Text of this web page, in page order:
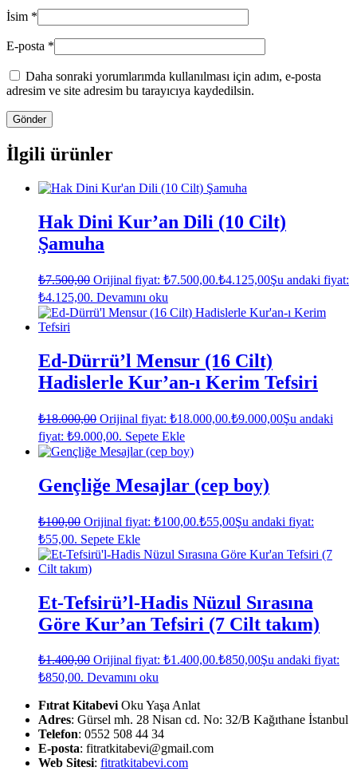
İsim *
E-posta *
Daha sonraki yorumlarımda kullanılması için adım, e-posta
adresim ve site adresim bu tarayıcıya kaydedilsin.
İlgili ürünler
Hak Dini Kur’an Dili (10 Cilt)
Şamuha
₺7.500,00 Orijinal fiyat: ₺7.500,00.₺4.125,00Şu andaki fiyat:
₺4.125,00. Devamını oku
Ed-Dürrü’l Mensur (16 Cilt)
Hadislerle Kur’an-ı Kerim Tefsiri
₺18.000,00 Orijinal fiyat: ₺18.000,00.₺9.000,00Şu andaki
fiyat: ₺9.000,00. Sepete Ekle
Gençliğe Mesajlar (cep boy)
₺100,00 Orijinal fiyat: ₺100,00.₺55,00Şu andaki fiyat:
₺55,00. Sepete Ekle
Et-Tefsirü’l-Hadis Nüzul Sırasına
Göre Kur’an Tefsiri (7 Cilt takım)
₺1.400,00 Orijinal fiyat: ₺1.400,00.₺850,00Şu andaki fiyat:
₺850,00. Devamını oku
Fıtrat KitabeviOku Yaşa Anlat
Adres: Gürsel mh. 28 Nisan cd. No: 32/B Kağıthane İstanbul
Telefon: 0552 508 44 34
E-posta: fitratkitabevi@gmail.com
Web Sitesi: fitratkitabevi.com